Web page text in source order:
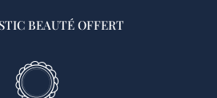
BEAUTÉ OFFERT